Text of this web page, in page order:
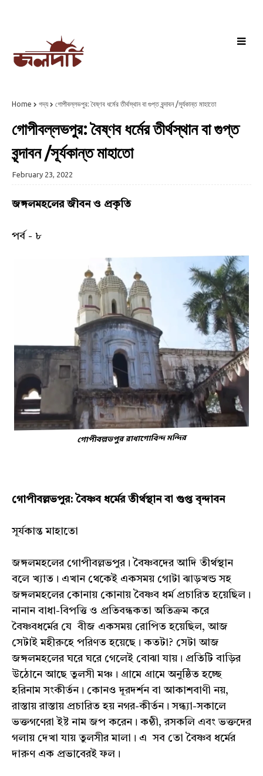
Home গদ্য গোপীবল্লভপুর: বৈষ্ণব ধর্মের তীর্থস্থান বা গুপ্ত বৃন্দাবন /সূর্যকান্ত মাহাতো
গোপীবল্লভপুর: বৈষ্ণব ধর্মের তীর্থস্থান বা গুপ্ত
বৃন্দাবন /সূর্যকান্ত মাহাতো
February 23, 2022
জঙ্গলমহলের জীবন ও প্রকৃতি
পর্ব - ৮
গোপীবল্লভপুর: বৈষ্ণব ধর্মের তীর্থস্থান বা গুপ্ত বৃন্দাবন
সূর্যকান্ত মাহাতো
জঙ্গলমহলের গোপীবল্লভপুর। বৈষ্ণবদের আদি তীর্থস্থান
বলে খ্যাত। এখান থেকেই একসময় গোটা ঝাড়খন্ড সহ
জঙ্গলমহলের কোনায় কোনায় বৈষ্ণব ধর্ম প্রচারিত হয়েছিল।
নানান বাধা-বিপত্তি ও প্রতিবন্ধকতা অতিক্রম করে
বৈষ্ণবধর্মের যে বীজ একসময় রোপিত হয়েছিল, আজ
সেটাই মহীরুহে পরিণত হয়েছে। কতটা? সেটা আজ
জঙ্গলমহলের ঘরে ঘরে গেলেই বোঝা যায়। প্রতিটি বাড়ির
উঠোনে আছে তুলসী মঞ্চ। গ্রামে গ্রামে অনুষ্ঠিত হচ্ছে
হরিনাম সংকীর্তন। কোনও দূরদর্শন বা আকাশবাণী নয়,
রাস্তায় রাস্তায় প্রচারিত হয় নগর-কীর্তন। সন্ধ্যা-সকালে
ভক্তগণেরা ইষ্ট নাম জপ করেন। কণ্ঠী, রসকলি এবং ভক্তদের
গলায় দেখা যায় তুলসীর মালা। এ সব তো বৈষ্ণব ধর্মের
দারুণ এক প্রভাবেরই ফল।